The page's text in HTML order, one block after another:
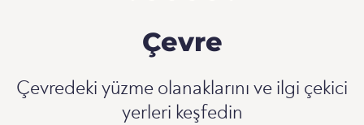
Çevre
Çevredeki yüzme olanaklarını ve ilgi çekici
yerleri keşfedin